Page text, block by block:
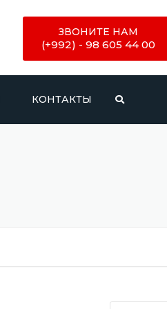
ЗВОНИТЕ НАМ
(+992) - 98 605 44 00
КОНТАКТЫ